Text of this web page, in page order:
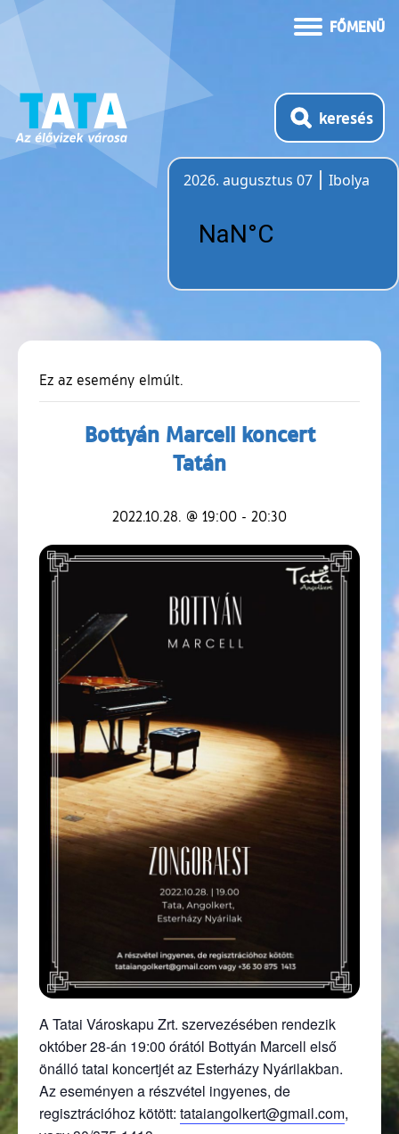
FŐMENÜ
keresés
2026. augusztus 07
Ibolya
Ez az esemény elmúlt.
Bottyán Marcell koncert
Tatán
2022.10.28. @ 19:00 - 20:30
A Tatai Városkapu Zrt. szervezésében rendezik
október 28-án 19:00 órától Bottyán Marcell első
önálló tatai koncertjét az Esterházy Nyárilakban.
Az eseményen a részvétel ingyenes, de
regisztrációhoz kötött: tataiangolkert@gmail.com,